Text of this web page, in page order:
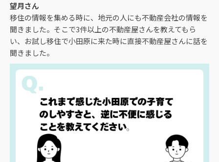
望月さん
移住の情報を集める時に、地元の人にも不動産会社の情報を
聞きました。そこで3件以上の不動産屋さんを教えてもら
い、お試し移住で小田原に来た時に直接不動産屋さんに話を
聞きました。